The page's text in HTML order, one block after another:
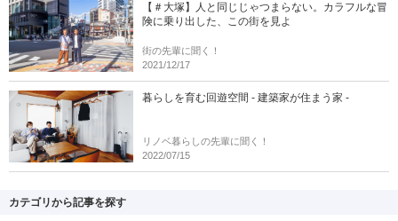
【＃大塚】人と同じじゃつまらない。カラフルな冒
険に乗り出した、この街を見よ
街の先輩に聞く！
2021/12/17
暮らしを育む回遊空間 - 建築家が住まう家 -
リノベ暮らしの先輩に聞く！
2022/07/15
カテゴリから記事を探す